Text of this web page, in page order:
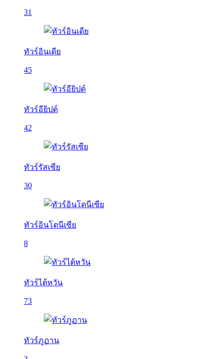
31
ทัวร์อินเดีย
45
ทัวร์อียิปต์
42
ทัวร์รัสเซีย
30
ทัวร์อินโดนีเซีย
8
ทัวร์ไต้หวัน
73
ทัวร์ภูฏาน